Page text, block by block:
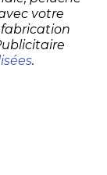
votre
.